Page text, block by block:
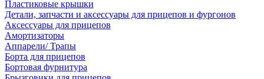
Пластиковые крышки
Детали, запчасти и аксессуары для прицепов и фургонов
Аксессуары для прицепов
Амортизаторы
Аппарели/ Трапы
Борта для прицепов
Бортовая фурнитура